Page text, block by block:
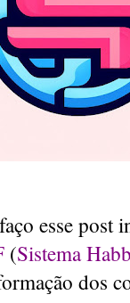
esse post
(Sistema
dos